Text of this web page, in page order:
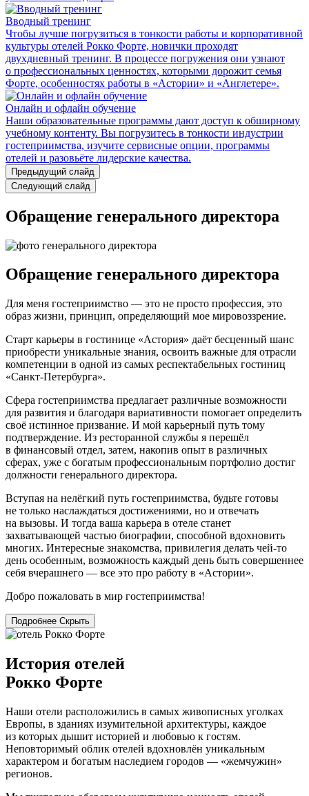
Вводный тренинг
Чтобы лучше погрузиться в тонкости работы и корпоративной
культуры отелей Рокко Форте, новички проходят
двухдневный тренинг. В процессе погружения они узнают
о профессиональных ценностях, которыми дорожит семья
Форте, особенностях работы в «Астории» и «Англетере».
Онлайн и офлайн обучение
Наши образовательные программы дают доступ к обширному
учебному контенту. Вы погрузитесь в тонкости индустрии
гостеприимства, изучите сервисные опции, программы
отелей и разовьёте лидерские качества.
Предыдущий слайд
Следующий слайд
Обращение генерального директора
Обращение генерального директора
Для меня гостеприимство — это не просто профессия, это
образ жизни, принцип, определяющий мое мировоззрение.
Старт карьеры в гостинице «Астория» даёт бесценный шанс
приобрести уникальные знания, освоить важные для отрасли
компетенции в одной из самых респектабельных гостиниц
«Санкт-Петербурга».
Сфера гостеприимства предлагает различные возможности
для развития и благодаря вариативности помогает определить
своё истинное призвание. И мой карьерный путь тому
подтверждение. Из ресторанной службы я перешёл
в финансовый отдел, затем, накопив опыт в различных
сферах, уже с богатым профессиональным портфолио достиг
должности генерального директора.
Вступая на нелёгкий путь гостеприимства, будьте готовы
не только наслаждаться достижениями, но и отвечать
на вызовы. И тогда ваша карьера в отеле станет
захватывающей частью биографии, способной вдохновить
многих. Интересные знакомства, привилегия делать чей‑то
день особенным, возможность каждый день быть совершеннее
себя вчерашнего — все это про работу в «Астории».
Добро пожаловать в мир гостеприимства!
Подробнее Скрыть
История отелей
Рокко Форте
Наши отели расположились в самых живописных уголках
Европы, в зданиях изумительной архитектуры, каждое
из которых дышит историей и любовью к гостям.
Неповторимый облик отелей вдохновлён уникальным
характером и богатым наследием городов — «жемчужин»
регионов.